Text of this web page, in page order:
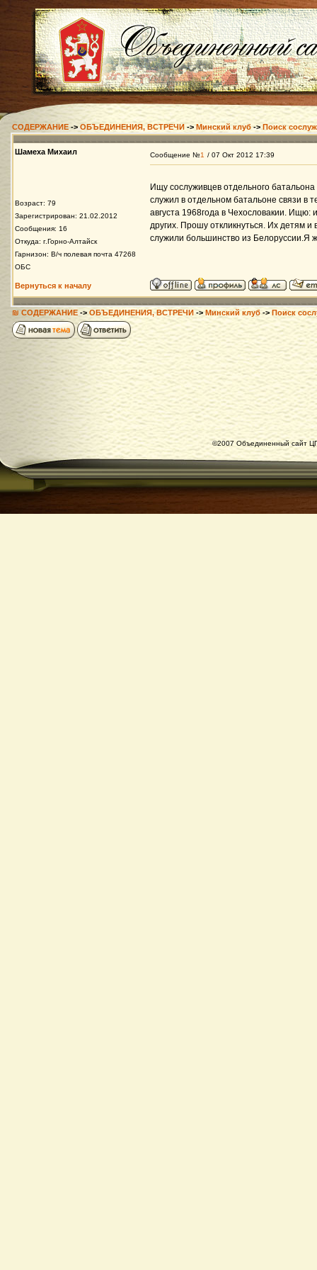
СОДЕРЖАНИЕ ->ОБЪЕДИНЕНИЯ, ВСТРЕЧИ->Минский клуб-> Поиск
Шамеха Михаил
Возраст: 79
Зарегистрирован: 21.02.2012
Сообщения: 16
Откуда: г.Горно-Алтайск
Гарнизон: В/ч полевая почта 47268
ОБС
Сообщение №1 / 07 Окт 2012 17:39
Ищу сослуживцев отдельного
служил в отдельном батальоне связи в
августа 1968года в Чехословакии.
других. Прошу откликнуться. Их детям
служили большинство из Белоруссии.Я
Вернуться к началу
₪ СОДЕРЖАНИЕ -> ОБЪЕДИНЕНИЯ, ВСТРЕЧИ -> Минский клуб ->Поиск
©2007 Объединенный сайт